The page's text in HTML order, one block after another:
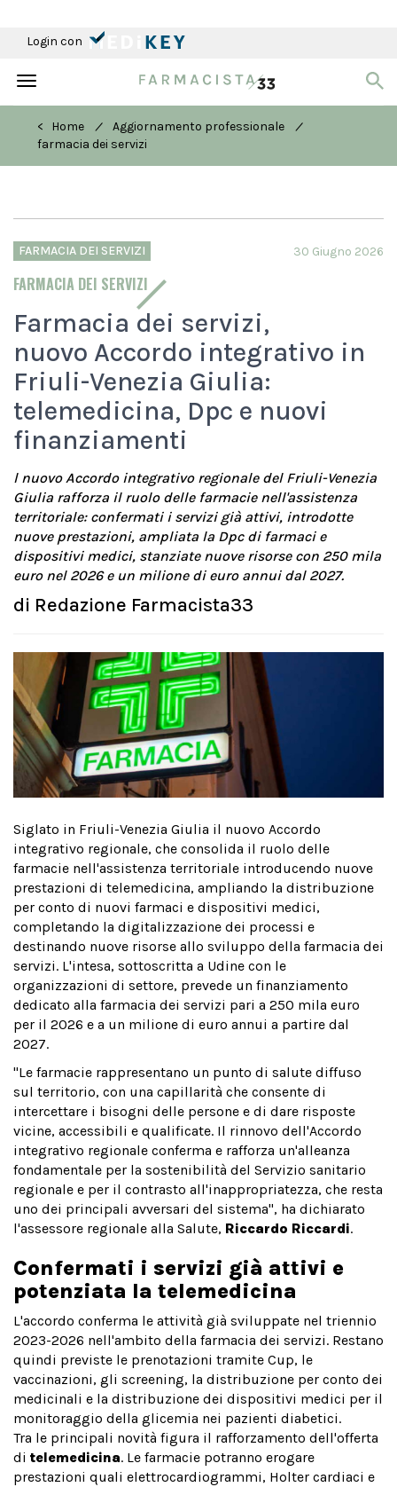
Login con
Toggle
< Home
/ Aggiornamento professionale /
farmacia dei servizi
FARMACIA DEI SERVIZI
FARMACIA DEI SERVIZI
30 Giugno 2026
Farmacia dei servizi,
nuovo Accordo integrativo in
Friuli-Venezia Giulia:
telemedicina, Dpc e nuovi
finanziamenti
l nuovo Accordo integrativo regionale del Friuli-Venezia
Giulia rafforza il ruolo delle farmacie nell'assistenza
territoriale: confermati i servizi già attivi, introdotte
nuove prestazioni, ampliata la Dpc di farmaci e
dispositivi medici, stanziate nuove risorse con 250 mila
euro nel 2026 e un milione di euro annui dal 2027.
di Redazione Farmacista33
Siglato in Friuli-Venezia Giulia il nuovo Accordo
integrativo regionale, che consolida il ruolo delle
farmacie nell'assistenza territoriale introducendo nuove
prestazioni di telemedicina, ampliando la distribuzione
per conto di nuovi farmaci e dispositivi medici,
completando la digitalizzazione dei processi e
destinando nuove risorse allo sviluppo della farmacia dei
servizi. L'intesa, sottoscritta a Udine con le
organizzazioni di settore, prevede un finanziamento
dedicato alla farmacia dei servizi pari a 250 mila euro
per il 2026 e a un milione di euro annui a partire dal
2027.
"Le farmacie rappresentano un punto di salute diffuso
sul territorio, con una capillarità che consente di
intercettare i bisogni delle persone e di dare risposte
vicine, accessibili e qualificate. Il rinnovo dell'Accordo
integrativo regionale conferma e rafforza un'alleanza
fondamentale per la sostenibilità del Servizio sanitario
regionale e per il contrasto all'inappropriatezza, che resta
uno dei principali avversari del sistema", ha dichiarato
l'assessore regionale alla Salute, Riccardo Riccardi.
Confermati i servizi già attivi e
potenziata la telemedicina
L'accordo conferma le attività già sviluppate nel triennio
2023-2026 nell'ambito della farmacia dei servizi. Restano
quindi previste le prenotazioni tramite Cup, le
vaccinazioni, gli screening, la distribuzione per conto dei
medicinali e la distribuzione dei dispositivi medici per il
monitoraggio della glicemia nei pazienti diabetici.
Tra le principali novità figura il rafforzamento dell'offerta
di telemedicina. Le farmacie potranno erogare
prestazioni quali elettrocardiogrammi, Holter cardiaci e